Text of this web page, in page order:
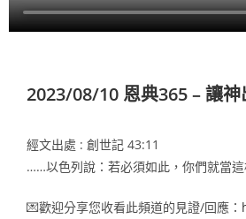
2023/08/10 恩典365 – 讓
經文出處 : 創世記 43:11
……以色列說：若必須如此，你們就當
💌歡迎分享您收看此頻道的見證/回應：